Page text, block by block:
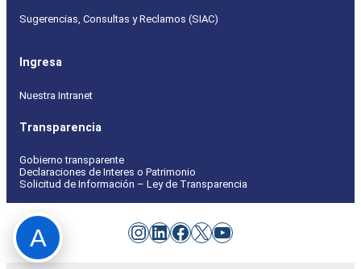
Sugerencias, Consultas y Reclamos (SIAC)
Ingresa
Nuestra Intranet
Transparencia
Gobierno transparente
Declaraciones de Interes o Patrimonio
Solicitud de Información – Ley de Transparencia
Instagram
LinkedIn
Facebook
X YouTube
A